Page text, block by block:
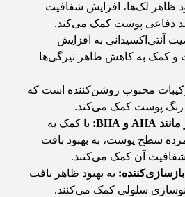
ظاهر لک‌ها، افزایش شفافیت
دفاعی پوست کمک می‌کند.
آنتی‌اکسیدانی به افزایش
کمک به کاهش ظاهر تیرگی‌ها
محبوب روشن‌کننده است که
رنگ پوست کمک می‌کند.
مانند
و
با کمک به
سطح پوست، به بهبود بافت
آن کمک می‌کنند.
: به بهبود ظاهر بافت
سلولی کمک می‌کنند.